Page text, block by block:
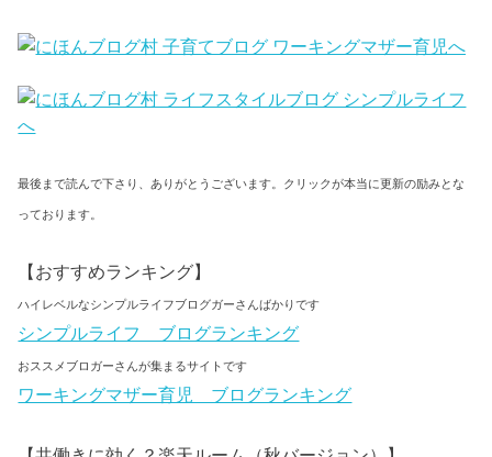
最後まで読んで下さり、ありがとうございます。クリックが本当に更新の励みとな
っております。
【おすすめランキング】
ハイレベルなシンプルライフブログガーさんばかりです
シンプルライフ ブログランキング
おススメブロガーさんが集まるサイトです
ワーキングマザー育児 ブログランキング